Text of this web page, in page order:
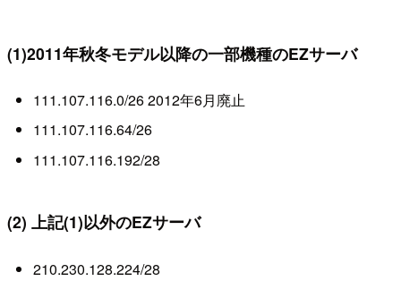
(1)2011年秋冬モデル以降の一部機種のEZサーバ
111.107.116.0/26 2012年6月廃止
111.107.116.64/26
111.107.116.192/28
(2) 上記(1)以外のEZサーバ
210.230.128.224/28